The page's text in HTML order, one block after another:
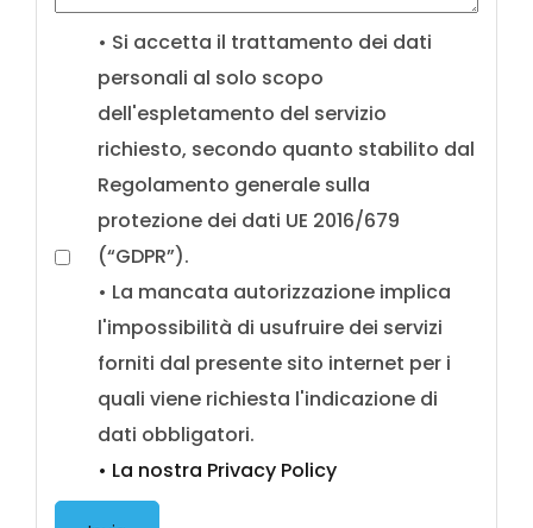
• Si accetta il trattamento dei dati
personali al solo scopo
dell'espletamento del servizio
richiesto, secondo quanto stabilito dal
Regolamento generale sulla
protezione dei dati UE 2016/679
(“GDPR”).
• La mancata autorizzazione implica
l'impossibilità di usufruire dei servizi
forniti dal presente sito internet per i
quali viene richiesta l'indicazione di
dati obbligatori.
• La nostra Privacy Policy